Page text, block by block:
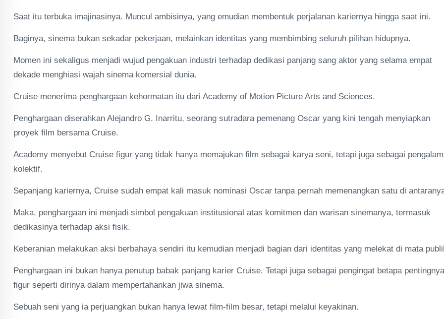
Saat itu terbuka imajinasinya. Muncul ambisinya, yang emudian membentuk perjalanan kariernya hingga saat ini.
Baginya, sinema bukan sekadar pekerjaan, melainkan identitas yang membimbing seluruh pilihan hidupnya.
Momen ini sekaligus menjadi wujud pengakuan industri terhadap dedikasi panjang sang aktor yang selama empat
dekade menghiasi wajah sinema komersial dunia.
Cruise menerima penghargaan kehormatan itu dari Academy of Motion Picture Arts and Sciences.
Penghargaan diserahkan Alejandro G. Inarritu, seorang sutradara pemenang Oscar yang kini tengah menyiapkan
proyek film bersama Cruise.
Academy menyebut Cruise figur yang tidak hanya memajukan film sebagai karya seni, tetapi juga sebagai
kolektif.
Sepanjang kariernya, Cruise sudah empat kali masuk nominasi Oscar tanpa pernah memenangkan satu di
Maka, penghargaan ini menjadi simbol pengakuan institusional atas komitmen dan warisan sinemanya, termasuk
dedikasinya terhadap aksi fisik.
Keberanian melakukan aksi berbahaya sendiri itu kemudian menjadi bagian dari identitas yang melekat di mata
Penghargaan ini bukan hanya penutup babak panjang karier Cruise. Tetapi juga sebagai pengingat betapa pentingnya
figur seperti dirinya dalam mempertahankan jiwa sinema.
Sebuah seni yang ia perjuangkan bukan hanya lewat film-film besar, tetapi melalui keyakinan.